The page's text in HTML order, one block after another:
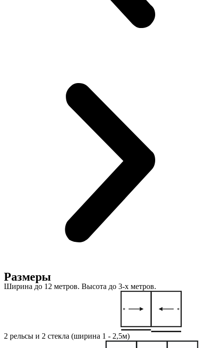
Размеры
Ширина до 12 метров. Высота до 3-х метров.
2 рельсы и 2 стекла (ширина 1 - 2,5м)